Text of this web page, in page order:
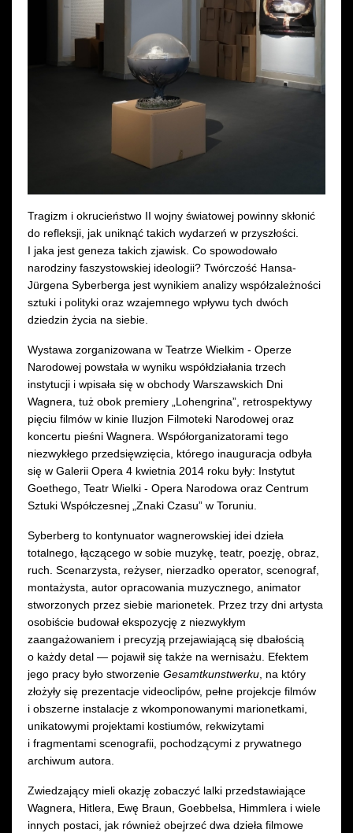
Wynajem kostiumów
Wynajem rekwizytów
Tragizm i okrucieństwo II wojny światowej powinny skłonić
do refleksji, jak uniknąć takich wydarzeń w przyszłości.
I jaka jest geneza takich zjawisk. Co spowodowało
narodziny faszystowskiej ideologii? Twórczość Hansa-
Jürgena Syberberga jest wynikiem analizy współzależności
sztuki i polityki oraz wzajemnego wpływu tych dwóch
dziedzin życia na siebie.
Wystawa zorganizowana w Teatrze Wielkim - Operze
Narodowej powstała w wyniku współdziałania trzech
instytucji i wpisała się w obchody Warszawskich Dni
Wagnera, tuż obok premiery „Lohengrina”, retrospektywy
pięciu filmów w kinie Iluzjon Filmoteki Narodowej oraz
koncertu pieśni Wagnera. Współorganizatorami tego
niezwykłego przedsięwzięcia, którego inauguracja odbyła
się w Galerii Opera 4 kwietnia 2014 roku były: Instytut
Goethego, Teatr Wielki - Opera Narodowa oraz Centrum
Sztuki Współczesnej „Znaki Czasu” w Toruniu.
Syberberg to kontynuator wagnerowskiej idei dzieła
totalnego, łączącego w sobie muzykę, teatr, poezję, obraz,
ruch. Scenarzysta, reżyser, nierzadko operator, scenograf,
montażysta, autor opracowania muzycznego, animator
stworzonych przez siebie marionetek. Przez trzy dni artysta
osobiście budował ekspozycję z niezwykłym
zaangażowaniem i precyzją przejawiającą się dbałością
o każdy detal — pojawił się także na wernisażu. Efektem
jego pracy było stworzenie Gesamtkunstwerku, na który
złożyły się prezentacje videoclipów, pełne projekcje filmów
i obszerne instalacje z wkomponowanymi marionetkami,
unikatowymi projektami kostiumów, rekwizytami
i fragmentami scenografii, pochodzącymi z prywatnego
archiwum autora.
Zwiedzający mieli okazję zobaczyć lalki przedstawiające
Wagnera, Hitlera, Ewę Braun, Goebbelsa, Himmlera i wiele
innych postaci, jak również obejrzeć dwa dzieła filmowe